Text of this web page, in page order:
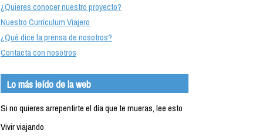
¿Quieres conocer nuestro proyecto?
Nuestro Currículum Viajero
¿Qué dice la prensa de nosotros?
Contacta con nosotros
Lo más leído de la web
Si no quieres arrepentirte el día que te mueras, lee esto
Vivir viajando